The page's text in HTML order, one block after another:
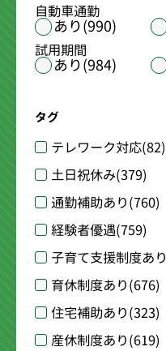
自動車通勤
あり(990)
試用期間
あり(984)
タグ
テレワーク対応(82)
土日祝休み(379)
通勤補助あり(760)
経験者優遇(759)
子育て支援制度あり
育休制度あり(676)
住宅補助あり(323)
産休制度あり(619)